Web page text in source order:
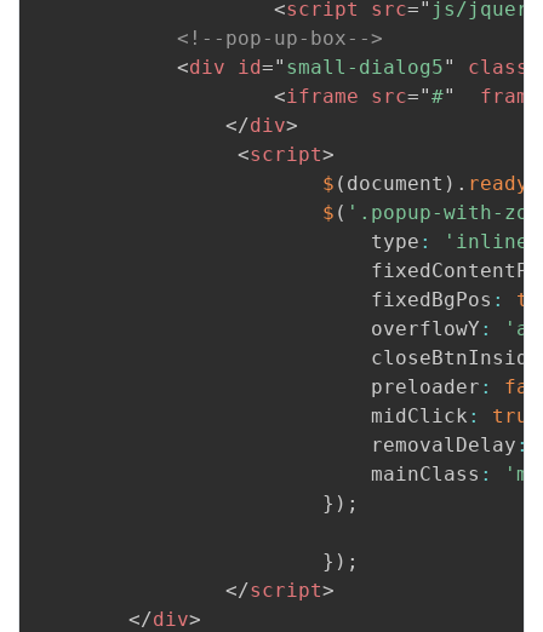
<script src=" js/
<!--pop-up-box-->
<div id=" small-dialog5" class
<iframe src="#"
</div>
<script>
$ ( document ) . ready
$ ( '.popup-with-
							type
: 'inline'
							fixedBgPos
:
							overflowY
:
							closeBtnInside
							preloader
:
							midClick
: true
							removalDelay
:
							mainClass
:
} ) ;
} ) ;
</script>
</div>